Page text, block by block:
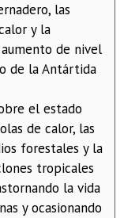
las
y la
de nivel
de la Antártida
el estado
de calor, las
forestales y la
tropicales
la vida
y ocasionando